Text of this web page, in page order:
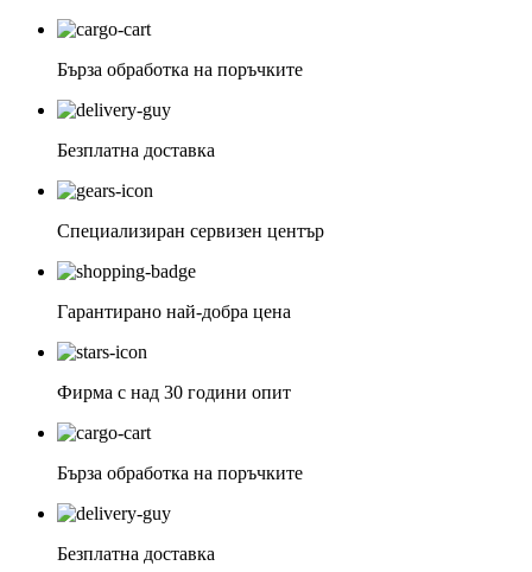
Бърза обработка на поръчките
Безплатна доставка
Специализиран сервизен център
Гарантирано най-добра цена
Фирма с над 30 години опит
Бърза обработка на поръчките
Безплатна доставка